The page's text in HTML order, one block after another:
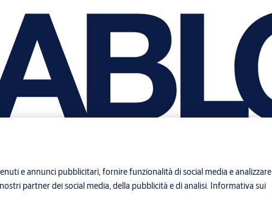
e annunci pubblicitari, fornire funzionalità di social media e analizzare
partner dei social media, della pubblicità e di analisi. Informativa sui